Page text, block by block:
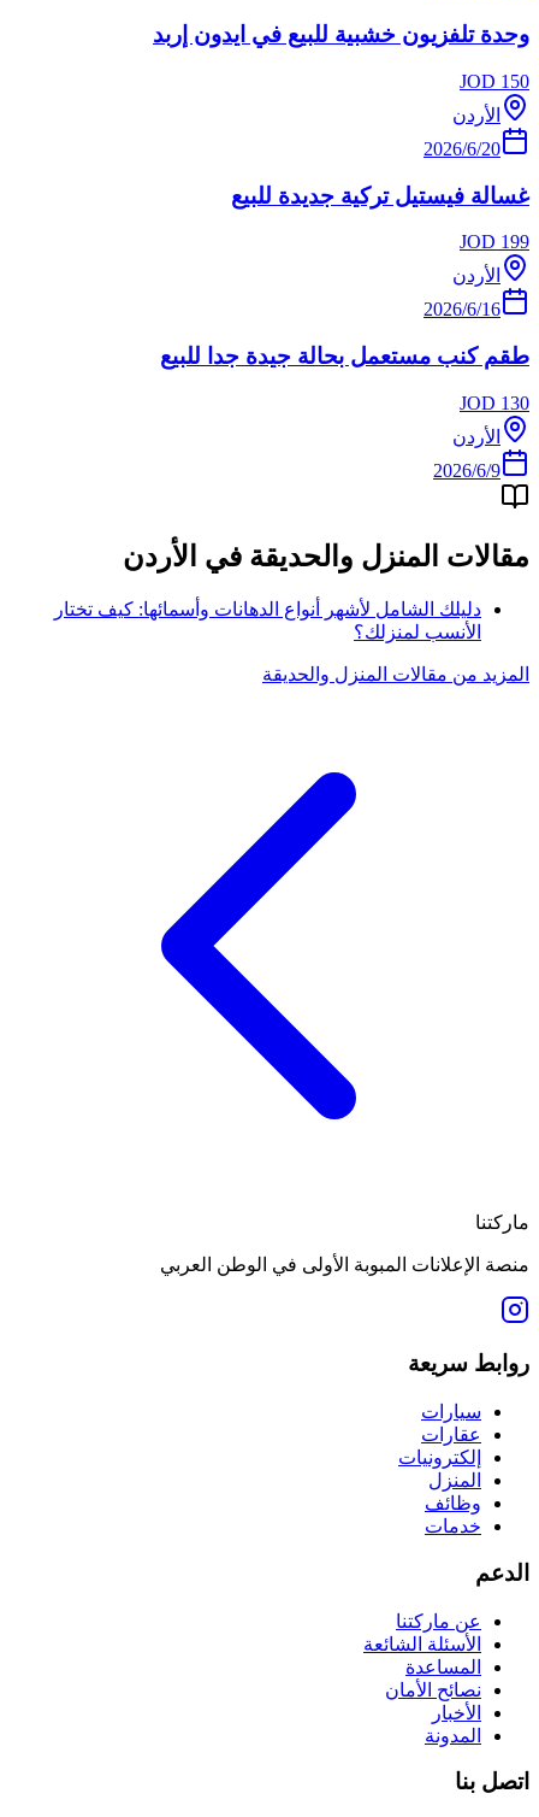
وحدة تلفزيون خشبية للبيع في ايدون إربد
150
JOD
الأردن
20‏/6‏/2026
غسالة فيستيل تركية جديدة للبيع
199
JOD
الأردن
16‏/6‏/2026
طقم كنب مستعمل بحالة جيدة جدا للبيع
130
JOD
الأردن
9‏/6‏/2026
مقالات المنزل والحديقة في الأردن
دليلك الشامل لأشهر أنواع الدهانات وأسمائها: كيف تختار
الأنسب لمنزلك؟
المزيد من مقالات المنزل والحديقة
ماركتنا
منصة الإعلانات المبوبة الأولى في الوطن العربي
روابط سريعة
سيارات
عقارات
إلكترونيات
المنزل
وظائف
خدمات
الدعم
عن ماركتنا
الأسئلة الشائعة
المساعدة
نصائح الأمان
الأخبار
المدونة
اتصل بنا